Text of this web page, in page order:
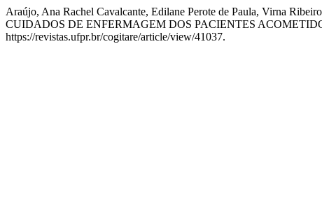
Araújo, Ana Rachel Cavalcante, Edilane Perote de Paula, Virna
CUIDADOS DE ENFERMAGEM DOS PACIENTES
https://revistas.ufpr.br/cogitare/article/view/41037.